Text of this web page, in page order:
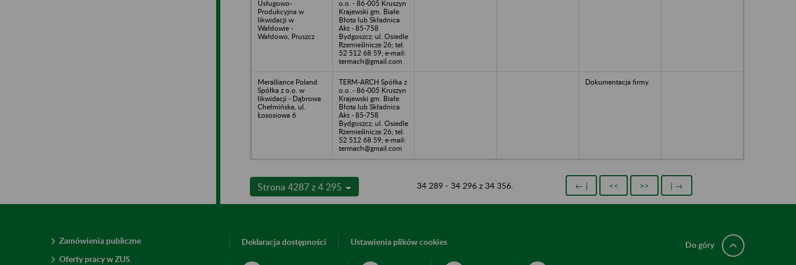
Usługowo-
Produkcyjna w
likwidacji w
Wałdowie -
Wałdowo, Pruszcz
o.o. - 86-005 Kruszyn
Krajewski gm. Białe
Błota lub Składnica
Akt - 85-758
Bydgoszcz; ul. Osiedle
Rzemieślnicze 26; tel.
52 512 68 59; e-mail:
termach@gmail.com
Meralliance Poland
Spółka z o.o. w
likwidacji - Dąbrowa
Chełmińska, ul.
Łososiowa 6
TERM-ARCH Spółka z
o.o. - 86-005 Kruszyn
Krajewski gm. Białe
Błota lub Składnica
Akt - 85-758
Bydgoszcz; ul. Osiedle
Rzemieślnicze 26; tel.
52 512 68 59; e-mail:
termach@gmail.com
Dokumentacja firmy
Strona 4287 z 4 295 34 289 - 34 296 z 34 356. ← | << >> | →
Zamówienia publiczne
Oferty pracy w ZUS
Deklaracja dostępności Ustawienia plików cookies Do góry